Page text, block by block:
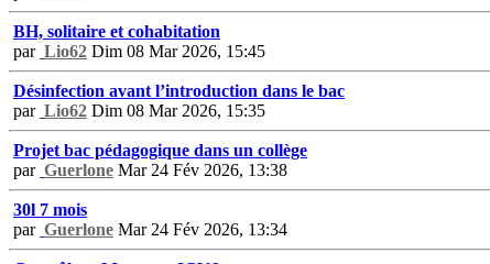
BH, solitaire et cohabitation
par Lio62 Dim 08 Mar 2026, 15:45
Désinfection avant l’introduction dans le bac
par Lio62 Dim 08 Mar 2026, 15:35
Projet bac pédagogique dans un collège
par Guerlone Mar 24 Fév 2026, 13:38
30l 7 mois
par Guerlone Mar 24 Fév 2026, 13:34